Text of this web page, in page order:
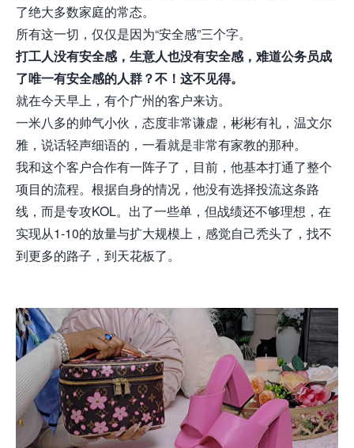
了绝大多数家庭的常态。
所有这一切，仅仅是因为“安全感”三个字。
打工人没有安全感，生意人也没有安全感，难道公务员成
了唯一有安全感的人群？不！这不见得。
就在今天早上，有个广州的客户来访。
一米八多的帅气小伙，态度非常谦虚，彬彬有礼，温文尔
雅，说话轻声细语的，一看就是非常有家教的那种。
我和这个客户合作有一阵子了，目前，他基本打通了整个
项目的流程。根据自身的情况，他没有选择投流这条路
线，而是专攻KOL。出了一些单，但战绩还不够理想，在
实现从1-10的放量与扩大规模上，感觉自己秃头了，找不
到更多的路子，到天花板了。